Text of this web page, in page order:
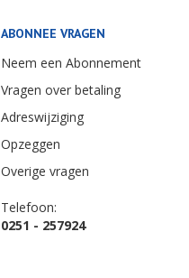
ABONNEE VRAGEN
Neem een Abonnement
Vragen over betaling
Adreswijziging
Opzeggen
Overige vragen
Telefoon:
0251 - 257924